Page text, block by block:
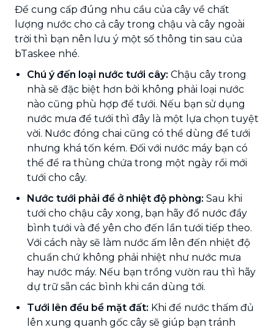
Để cung cấp đúng nhu cầu của cây về chất
lượng nước cho cả cây trong chậu và cây ngoài
trời thì bạn nên lưu ý một số thông tin sau của
bTaskee nhé.
Chú ý đến loại nước tưới cây: Chậu cây trong
nhà sẽ đặc biệt hơn bởi không phải loại nước
nào cũng phù hợp để tưới. Nếu bạn sử dụng
nước mưa để tưới thì đây là một lựa chọn tuyệt
vời. Nước đóng chai cũng có thể dùng để tưới
nhưng khá tốn kém. Đối với nước máy bạn có
thể để ra thùng chứa trong một ngày rồi mới
tưới cho cây.
Nước tưới phải để ở nhiệt độ phòng: Sau khi
tưới cho chậu cây xong, bạn hãy đổ nước đầy
bình tưới và để yên cho đến lần tưới tiếp theo.
Với cách này sẽ làm nước ấm lên đến nhiệt độ
chuẩn chứ không phải nhiệt như nước mưa
hay nước máy. Nếu bạn trồng vườn rau thì hãy
dự trữ sẵn các bình khi cần dùng tới.
Tưới lên đều bề mặt đất: Khi để nước thấm đủ
lên xung quanh gốc cây sẽ giúp bạn tránh